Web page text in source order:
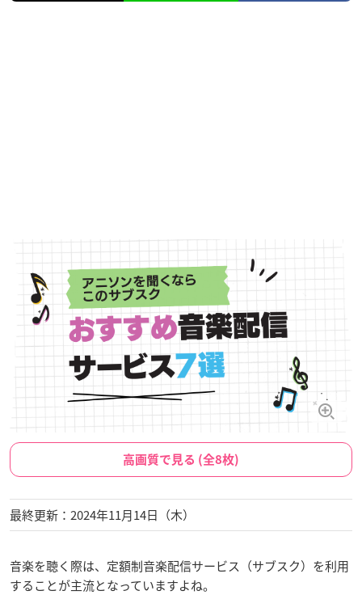
高画質で見る (全8枚)
最終更新：2024年11月14日（木）
音楽を聴く際は、定額制音楽配信サービス（サブスク）を利用
することが主流となっていますよね。